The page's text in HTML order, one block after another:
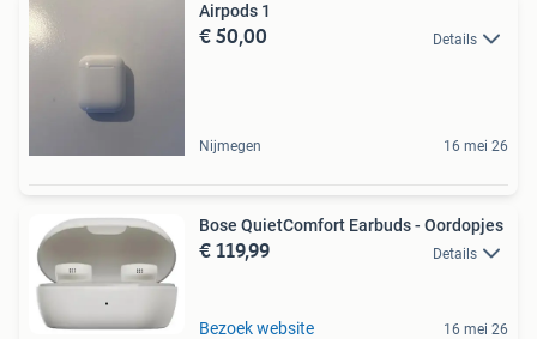
Airpods 1
€ 50,00 Details
Nijmegen 16 mei 26
Bose QuietComfort Earbuds - Oordopjes
€ 119,99 Details
Bezoek website 16 mei 26